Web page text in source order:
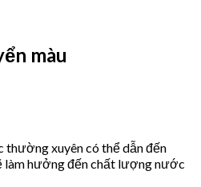
màu
xuyên có thể dẫn đến
làm hưởng đến chất lượng nước